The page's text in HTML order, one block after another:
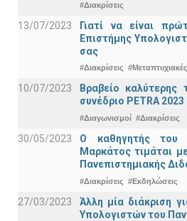
#Διακρίσεις
13/07/2023
Γιατί να είναι
Επιστήμης
σας
#Διακρίσεις
10/07/2023
Βραβείο καλύτερης
συνέδριο PETRA 2023
#Διαγωνισμοί #Διακρίσεις
30/05/2023
Ο καθηγητής του
Μαρκάτος τιμάται
Πανεπιστημιακής
#Διακρίσεις #Εκδηλώσεις
27/03/2023
Άλλη μία διάκριση
Υπολογιστών του